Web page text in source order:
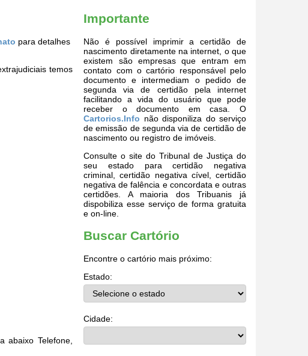
para detalhes
temos
abaixo Telefone,
Importante
Não é possível imprimir a certidão de
nascimento diretamente na internet, o que
existem são empresas que entram em
contato com o cartório responsável pelo
documento e intermediam o pedido de
segunda via de certidão pela internet
facilitando a vida do usuário que pode
receber o documento em casa. O
Cartorios.Info não disponiliza do serviço
de emissão de segunda via de certidão de
nascimento ou registro de imóveis.
Consulte o site do Tribunal de Justiça do
seu estado para certidão negativa
criminal, certidão negativa cível, certidão
negativa de falência e concordata e outras
certidões. A maioria dos Tribuanis já
dispobiliza esse serviço de forma gratuita
e on-line.
Buscar Cartório
Encontre o cartório mais próximo:
Estado:
Cidade: